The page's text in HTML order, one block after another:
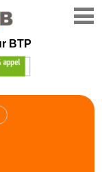
BTP